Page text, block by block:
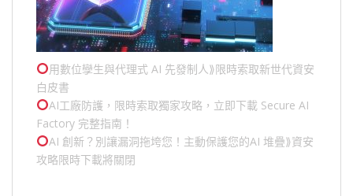
用數位孿生與代理式 AI 先發制人⟫限時索取新世代資安
白皮書
AI工廠防護，限時索取獨家攻略，立即下載 Secure AI
Factory 完整指南！
AI 創新？別讓漏洞拖垮您！主動保護您的AI 堆疊⟫資安
攻略限時下載將關閉